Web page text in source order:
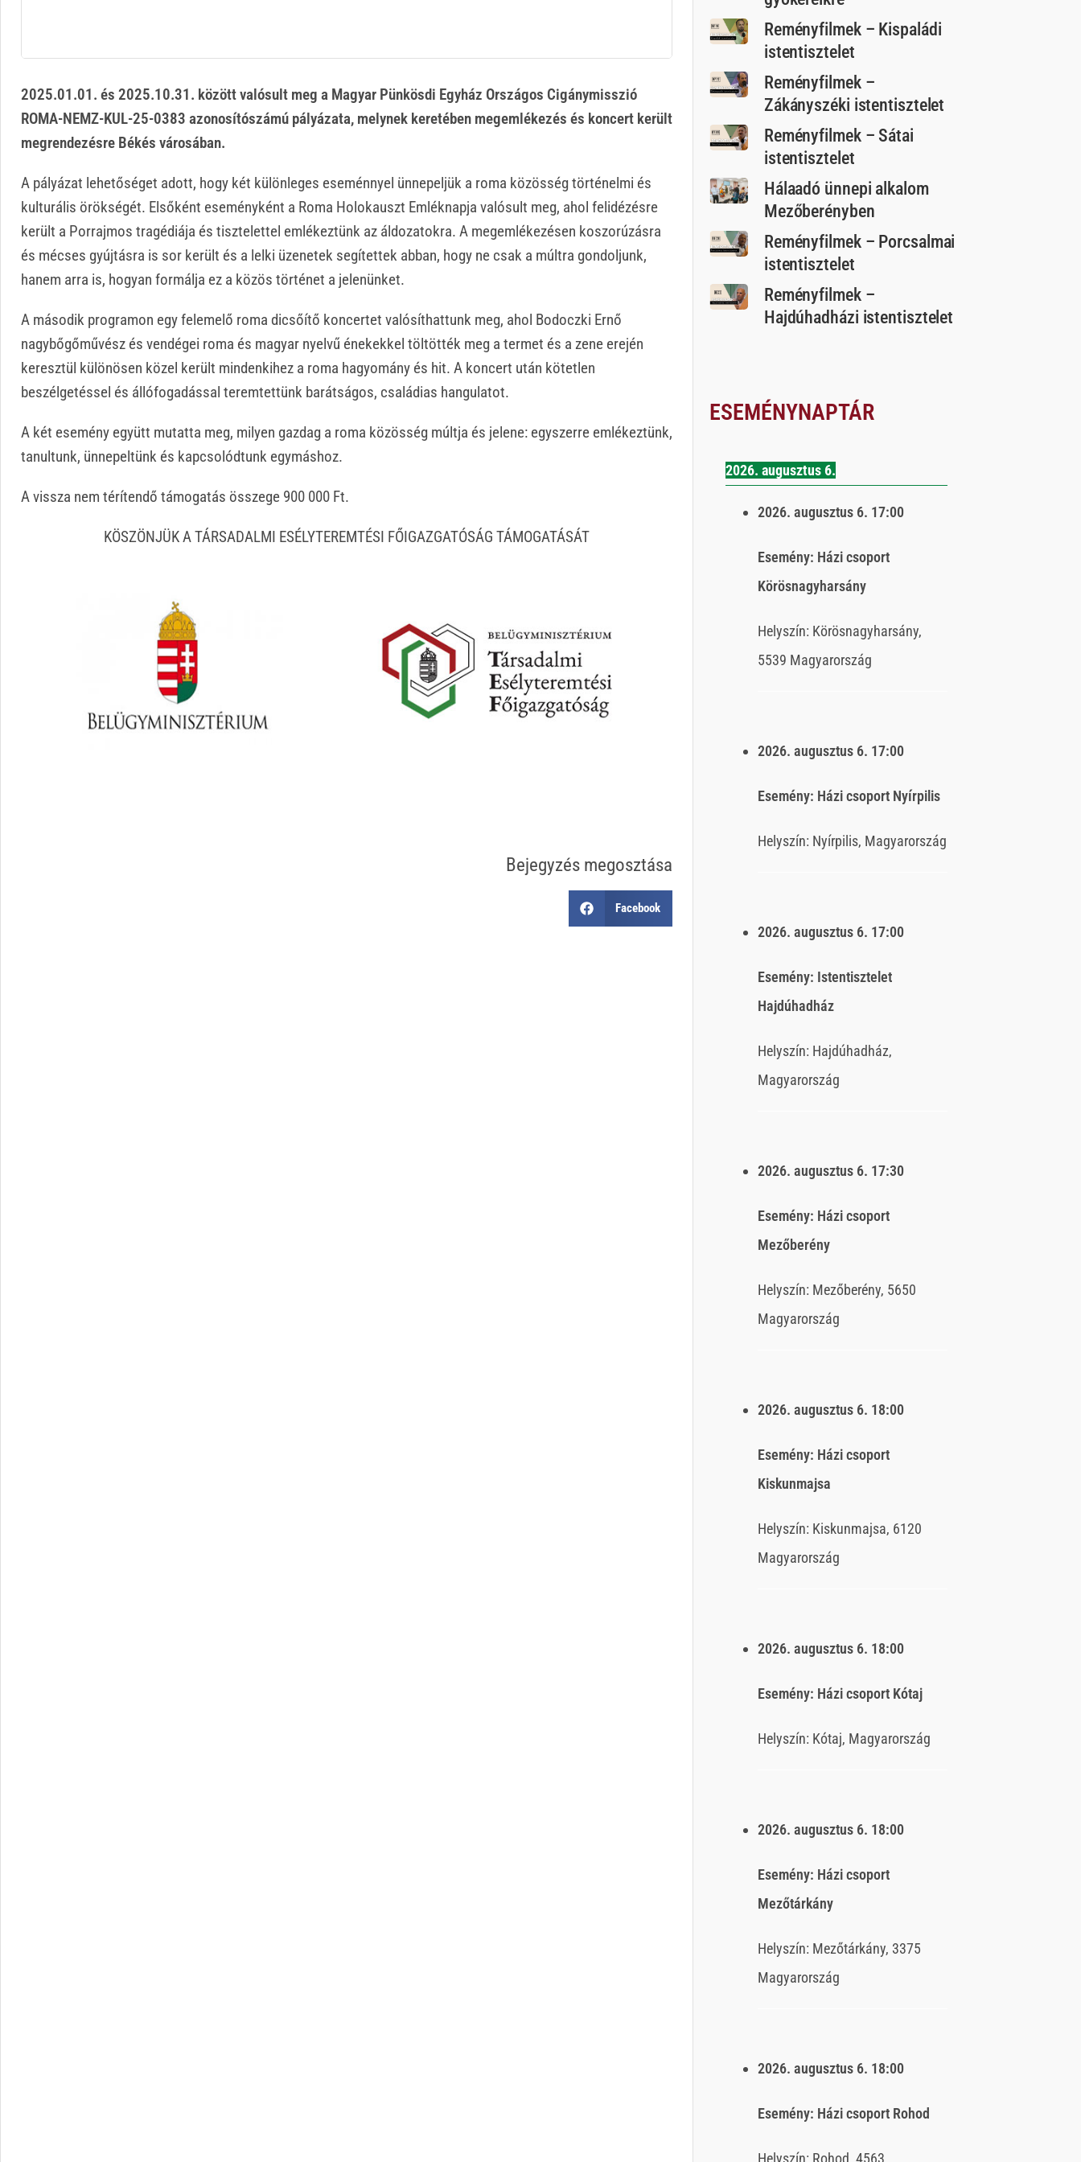
2025.01.01. és 2025.10.31. között valósult meg a Magyar Pünkösdi Egyház Országos Cigánymisszió
ROMA-NEMZ-KUL-25-0383 azonosítószámú pályázata, melynek keretében megemlékezés és koncert került
megrendezésre Békés városában.
A pályázat lehetőséget adott, hogy két különleges eseménnyel ünnepeljük a roma közösség történelmi és
kulturális örökségét. Elsőként eseményként a Roma Holokauszt Emléknapja valósult meg, ahol felidézésre
került a Porrajmos tragédiája és tisztelettel emlékeztünk az áldozatokra. A megemlékezésen koszorúzásra
és mécses gyújtásra is sor került és a lelki üzenetek segítettek abban, hogy ne csak a múltra gondoljunk,
hanem arra is, hogyan formálja ez a közös történet a jelenünket.
A második programon egy felemelő roma dicsőítő koncertet valósíthattunk meg, ahol Bodoczki Ernő
nagybőgőművész és vendégei roma és magyar nyelvű énekekkel töltötték meg a termet és a zene erején
keresztül különösen közel került mindenkihez a roma hagyomány és hit. A koncert után kötetlen
beszélgetéssel és állófogadással teremtettünk barátságos, családias hangulatot.
A két esemény együtt mutatta meg, milyen gazdag a roma közösség múltja és jelene: egyszerre emlékeztünk,
tanultunk, ünnepeltünk és kapcsolódtunk egymáshoz.
A vissza nem térítendő támogatás összege 900 000 Ft.
KÖSZÖNJÜK A TÁRSADALMI ESÉLYTEREMTÉSI FŐIGAZGATÓSÁG TÁMOGATÁSÁT
Bejegyzés megosztása
Facebook
Reményfilmek – Kispaládi
istentisztelet
Reményfilmek –
Zákányszéki istentisztelet
Reményfilmek – Sátai
istentisztelet
Hálaadó ünnepi alkalom
Mezőberényben
Reményfilmek – Porcsalmai
istentisztelet
Reményfilmek –
Hajdúhadházi istentisztelet
ESEMÉNYNAPTÁR
2026. augusztus 6.
2026. augusztus 6. 17:00
Esemény: Házi csoport
Körösnagyharsány
Helyszín: Körösnagyharsány,
5539 Magyarország
2026. augusztus 6. 17:00
Esemény: Házi csoport Nyírpilis
Helyszín: Nyírpilis, Magyarország
2026. augusztus 6. 17:00
Esemény: Istentisztelet
Hajdúhadház
Helyszín: Hajdúhadház,
Magyarország
2026. augusztus 6. 17:30
Esemény: Házi csoport
Mezőberény
Helyszín: Mezőberény, 5650
Magyarország
2026. augusztus 6. 18:00
Esemény: Házi csoport
Kiskunmajsa
Helyszín: Kiskunmajsa, 6120
Magyarország
2026. augusztus 6. 18:00
Esemény: Házi csoport Kótaj
Helyszín: Kótaj, Magyarország
2026. augusztus 6. 18:00
Esemény: Házi csoport
Mezőtárkány
Helyszín: Mezőtárkány, 3375
Magyarország
2026. augusztus 6. 18:00
Esemény: Házi csoport Rohod
Helyszín: Rohod, 4563